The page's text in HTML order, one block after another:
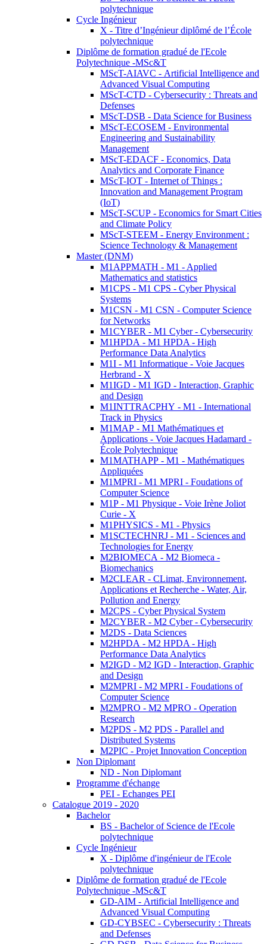
polytechnique
Cycle Ingénieur
X - Titre d’Ingénieur diplômé de l’École
polytechnique
Diplôme de formation gradué de l'Ecole
Polytechnique -MSc&T
MScT-AIAVC - Artificial Intelligence and
Advanced Visual Computing
MScT-CTD - Cybersecurity : Threats and
Defenses
MScT-DSB - Data Science for Business
MScT-ECOSEM - Environmental
Engineering and Sustainability
Management
MScT-EDACF - Economics, Data
Analytics and Corporate Finance
MScT-IOT - Internet of Things :
Innovation and Management Program
(IoT)
MScT-SCUP - Economics for Smart Cities
and Climate Policy
MScT-STEEM - Energy Environment :
Science Technology & Management
Master (DNM)
M1APPMATH - M1 - Applied
Mathematics and statistics
M1CPS - M1 CPS - Cyber Physical
Systems
M1CSN - M1 CSN - Computer Science
for Networks
M1CYBER - M1 Cyber - Cybersecurity
M1HPDA - M1 HPDA - High
Performance Data Analytics
M1I - M1 Informatique - Voie Jacques
Herbrand - X
M1IGD - M1 IGD - Interaction, Graphic
and Design
M1INTTRACPHY - M1 - International
Track in Physics
M1MAP - M1 Mathématiques et
Applications - Voie Jacques Hadamard -
École Polytechnique
M1MATHAPP - M1 - Mathématiques
Appliquées
M1MPRI - M1 MPRI - Foudations of
Computer Science
M1P - M1 Physique - Voie Irène Joliot
Curie - X
M1PHYSICS - M1 - Physics
M1SCTECHNRJ - M1 - Sciences and
Technologies for Energy
M2BIOMECA - M2 Biomeca -
Biomechanics
M2CLEAR - CLimat, Environnement,
Applications et Recherche - Water, Air,
Pollution and Energy
M2CPS - Cyber Physical System
M2CYBER - M2 Cyber - Cybersecurity
M2DS - Data Sciences
M2HPDA - M2 HPDA - High
Performance Data Analytics
M2IGD - M2 IGD - Interaction, Graphic
and Design
M2MPRI - M2 MPRI - Foudations of
Computer Science
M2MPRO - M2 MPRO - Operation
Research
M2PDS - M2 PDS - Parallel and
Distributed Systems
M2PIC - Projet Innovation Conception
Non Diplomant
ND - Non Diplomant
Programme d'échange
PEI - Echanges PEI
Catalogue 2019 - 2020
Bachelor
BS - Bachelor of Science de l'Ecole
polytechnique
Cycle Ingénieur
X - Diplôme d'ingénieur de l'Ecole
polytechnique
Diplôme de formation gradué de l'Ecole
Polytechnique -MSc&T
GD-AIM - Artificial Intelligence and
Advanced Visual Computing
GD-CYBSEC - Cybersecurity : Threats
and Defenses